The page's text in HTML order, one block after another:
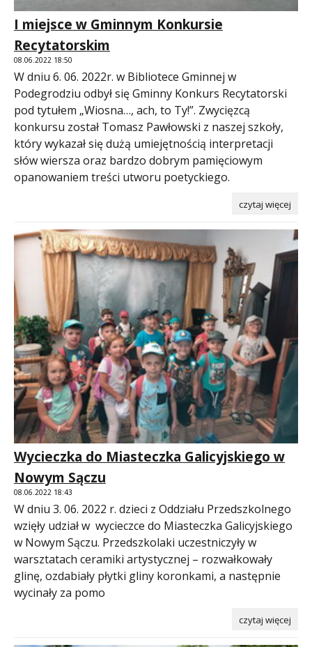
I miejsce w Gminnym Konkursie
Recytatorskim
08.06.2022 18:50
W dniu 6. 06. 2022r. w Bibliotece Gminnej w
Podegrodziu odbył się Gminny Konkurs Recytatorski
pod tytułem „Wiosna…, ach, to Ty!”. Zwycięzcą
konkursu został Tomasz Pawłowski z naszej szkoły,
który wykazał się dużą umiejętnością interpretacji
słów wiersza oraz bardzo dobrym pamięciowym
opanowaniem treści utworu poetyckiego.
czytaj więcej
Wycieczka do Miasteczka Galicyjskiego w
Nowym Sączu
08.06.2022 18:43
W dniu 3. 06. 2022 r. dzieci z Oddziału Przedszkolnego
wzięły udział w wycieczce do Miasteczka Galicyjskiego
w Nowym Sączu. Przedszkolaki uczestniczyły w
warsztatach ceramiki artystycznej – rozwałkowały
glinę, ozdabiały płytki gliny koronkami, a następnie
wycinały za pomo
czytaj więcej